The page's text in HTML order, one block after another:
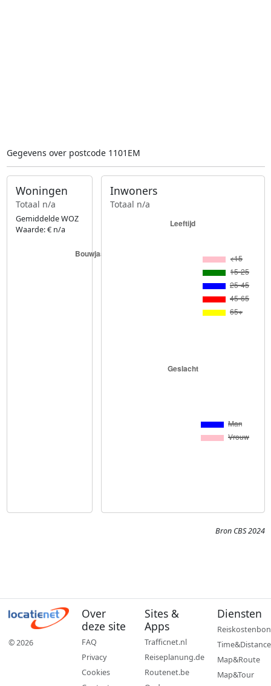
Gegevens over postcode 1101EM
Woningen
Totaal n/a
Gemiddelde WOZ
Waarde: € n/a
Inwoners
Totaal n/a
Bron CBS 2024
© 2026
Over
deze site
FAQ
Privacy
Cookies
Sites &
Apps
Trafficnet.nl
Reiseplanung.de
Routenet.be
Diensten
Reiskostenbon
Time&Distance
Map&Route
Map&Tour